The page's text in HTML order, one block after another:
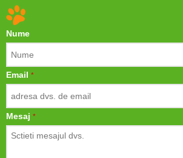
Nume
Email *
Mesaj *